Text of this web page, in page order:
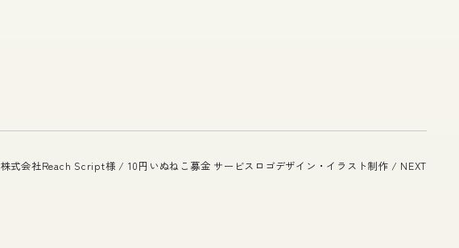
株式会社Reach Script様 / 10円いぬねこ募金 サービスロゴデザイン・イラスト制作 / NEXT